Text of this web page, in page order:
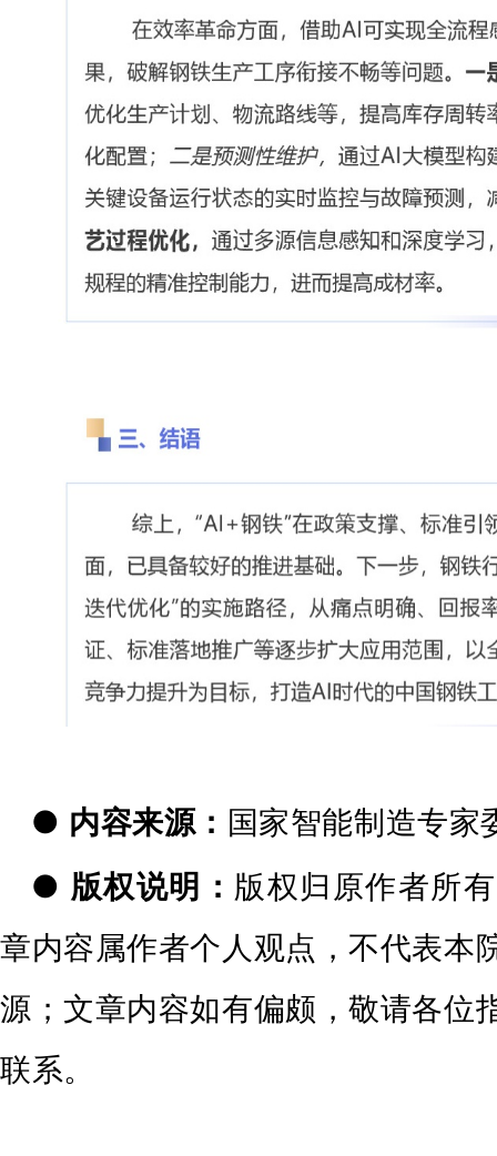
● 内容来源： 国家智能制造专家
● 版权说明： 版权归原作者所
章内容属作者个人观点，不代表本
源；文章内容如有偏颇，敬请各位
联系。